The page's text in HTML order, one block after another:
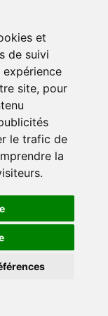
et
de suivi
site, pour
le trafic de
la
et
de suivi
site, pour
le trafic de
la